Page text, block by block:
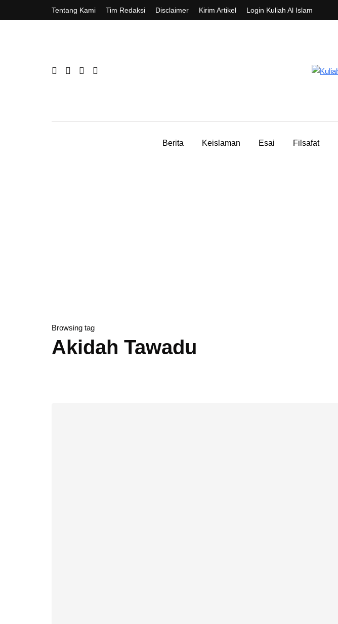
Tentang Kami Tim Redaksi Disclaimer Kirim Artikel Login Kuliah Al Islam
Berita Keislaman Esai Filsafat
Browsing tag
Akidah Tawadu